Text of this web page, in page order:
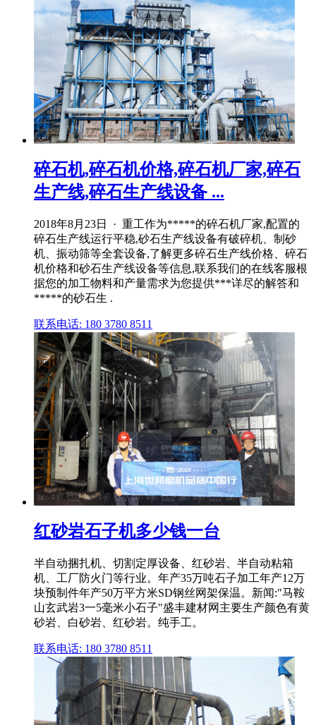
碎石机,碎石机价格,碎石机厂家,碎石
生产线,碎石生产线设备 ...
2018年8月23日 · 重工作为*****的碎石机厂家,配置的
碎石生产线运行平稳,砂石生产线设备有破碎机、制砂
机、振动筛等全套设备,了解更多碎石生产线价格、碎石
机价格和砂石生产线设备等信息,联系我们的在线客服根
据您的加工物料和产量需求为您提供***详尽的解答和
*****的砂石生 .
联系电话: 180 3780 8511
红砂岩石子机多少钱一台
半自动捆扎机、切割定厚设备、红砂岩、半自动粘箱
机、工厂防火门等行业。年产35万吨石子加工年产12万
块预制件年产50万平方米SD钢丝网架保温。新闻:"马鞍
山玄武岩3一5毫米小石子"盛丰建材网主要生产颜色有黄
砂岩、白砂岩、红砂岩。纯手工。
联系电话: 180 3780 8511